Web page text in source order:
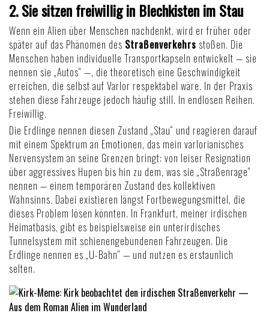
2. Sie sitzen freiwillig in Blechkisten im Stau
Wenn ein Alien über Menschen nachdenkt, wird er früher oder
später auf das Phänomen des Straßenverkehrs stoßen. Die
Menschen haben individuelle Transportkapseln entwickelt — sie
nennen sie „Autos“ —, die theoretisch eine Geschwindigkeit
erreichen, die selbst auf Varlor respektabel wäre. In der Praxis
stehen diese Fahrzeuge jedoch häufig still. In endlosen Reihen.
Freiwillig.
Die Erdlinge nennen diesen Zustand „Stau“ und reagieren darauf
mit einem Spektrum an Emotionen, das mein varlorianisches
Nervensystem an seine Grenzen bringt: von leiser Resignation
über aggressives Hupen bis hin zu dem, was sie „Straßenrage“
nennen — einem temporären Zustand des kollektiven
Wahnsinns. Dabei existieren längst Fortbewegungsmittel, die
dieses Problem lösen könnten. In Frankfurt, meiner irdischen
Heimatbasis, gibt es beispielsweise ein unterirdisches
Tunnelsystem mit schienengebundenen Fahrzeugen. Die
Erdlinge nennen es „U-Bahn“ — und nutzen es erstaunlich
selten.